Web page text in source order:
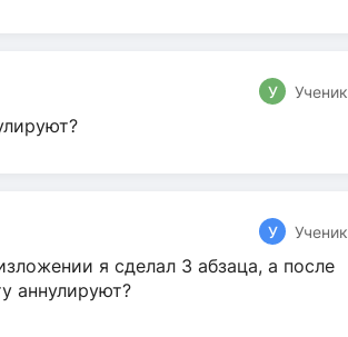
У Ученик
У Ученик
я сделал 3 абзаца, а после
аннулируют?